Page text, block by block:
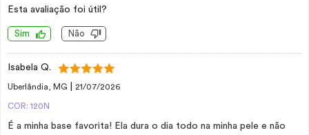
Esta avaliação foi útil?
Sim Não
Isabela Q.
Uberlândia, MG 21/07/2026
COR: 120N
É a minha base favorita! Ela dura o dia todo na minha pele e não